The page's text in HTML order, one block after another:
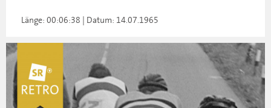
Länge: 00:06:38 | Datum: 14.07.1965